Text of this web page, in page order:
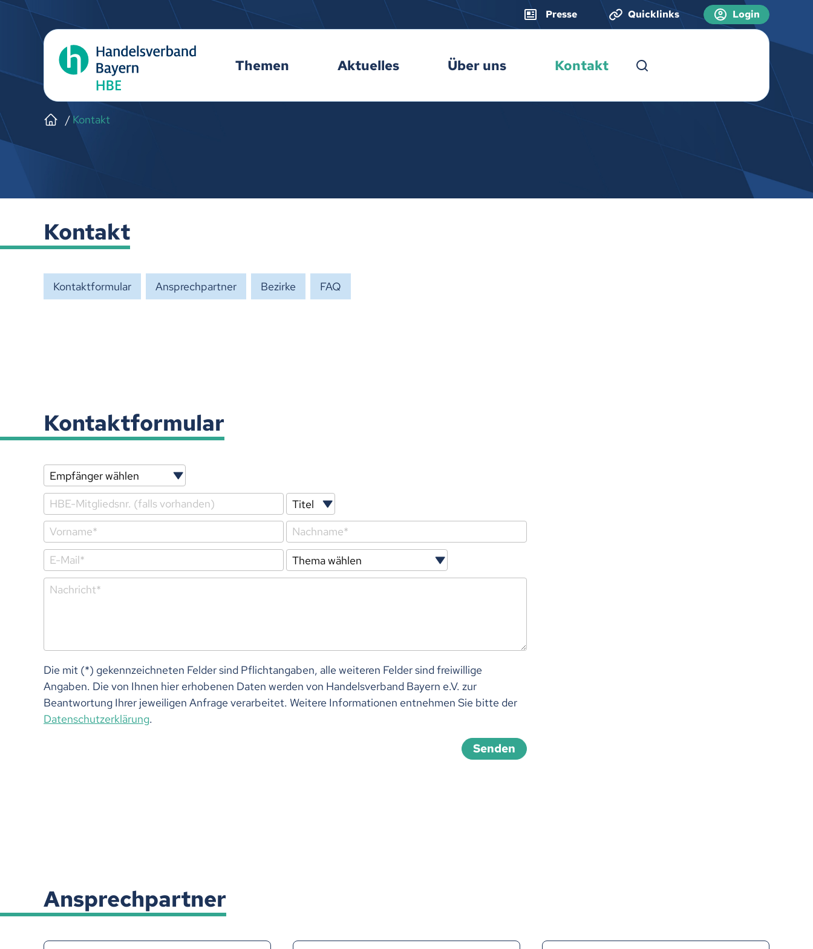
Presse Quicklinks Login
Themen Aktuelles Über uns Kontakt
Kontakt
Kontakt
Kontaktformular Ansprechpartner Bezirke FAQ
Kontaktformular
Die mit (*) gekennzeichneten Felder sind Pflichtangaben, alle weiteren Felder sind freiwillige
Angaben. Die von Ihnen hier erhobenen Daten werden von Handelsverband Bayern e.V. zur
Beantwortung Ihrer jeweiligen Anfrage verarbeitet. Weitere Informationen entnehmen Sie bitte der
Datenschutzerklärung.
Senden
Ansprechpartner